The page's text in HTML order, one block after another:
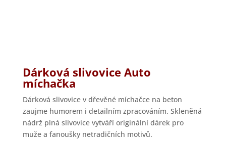
Dárková slivovice Auto
míchačka
Dárková slivovice v dřevěné míchačce na beton
zaujme humorem i detailním zpracováním. Skleněná
nádrž plná slivovice vytváří originální dárek pro
muže a fanoušky netradičních motivů.